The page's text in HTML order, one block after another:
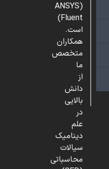
(ANSYS
Fluent)
است.
همکاران
متخصص
ما
از
دانش
بالایی
در
علم
دینامیک
سیالات
محاسباتی